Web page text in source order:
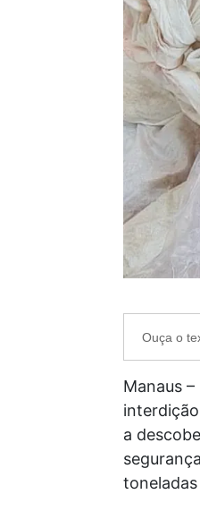
Ouça o
Manaus
a